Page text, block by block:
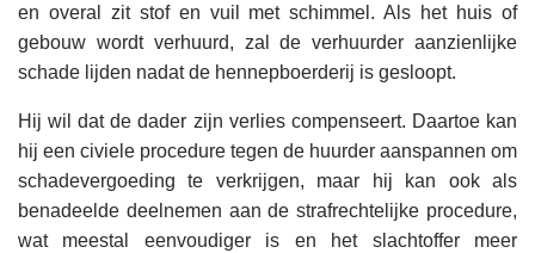
en overal zit stof en vuil met schimmel. Als het huis of
gebouw wordt verhuurd, zal de verhuurder aanzienlijke
schade lijden nadat de hennepboerderij is gesloopt.
Hij wil dat de dader zijn verlies compenseert. Daartoe kan
hij een civiele procedure tegen de huurder aanspannen om
schadevergoeding te verkrijgen, maar hij kan ook als
benadeelde deelnemen aan de strafrechtelijke procedure,
wat meestal eenvoudiger is en het slachtoffer meer